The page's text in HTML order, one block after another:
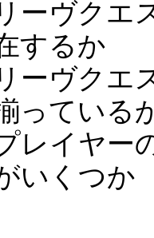
ーヴクエ
するか
ーヴクエ
っている
レイヤー
いくつか